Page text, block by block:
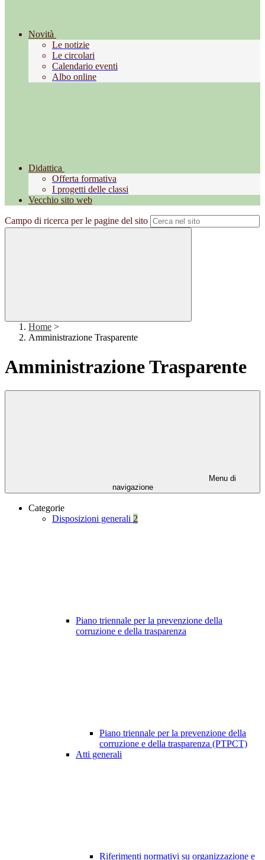
Novità
Le notizie
Le circolari
Calendario eventi
Albo online
Didattica
Offerta formativa
I progetti delle classi
Vecchio sito web
Campo di ricerca per le pagine del sito
Home >
Amministrazione Trasparente
Amministrazione Trasparente
Menu di
navigazione
Categorie
Disposizioni generali 2
Piano triennale per la prevenzione della
corruzione e della trasparenza
Piano triennale per la prevenzione della
corruzione e della trasparenza (PTPCT)
Atti generali
Riferimenti normativi su organizzazione e